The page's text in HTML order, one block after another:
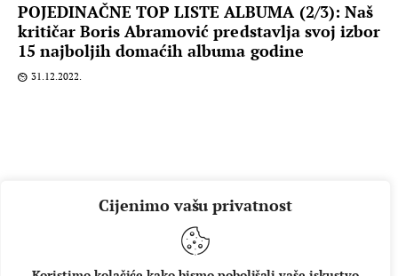
Cijenimo vašu privatnost
POJEDINAČNE TOP LISTE ALBUMA (2/3): Naš
kritičar Boris Abramović predstavlja svoj izbor
15 najboljih domaćih albuma godine
31.12.2022.